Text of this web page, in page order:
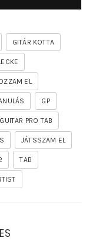
GITÁR KOTTA
EL
GP
GUITAR PRO TAB
JÁTSSZAM EL
TAB